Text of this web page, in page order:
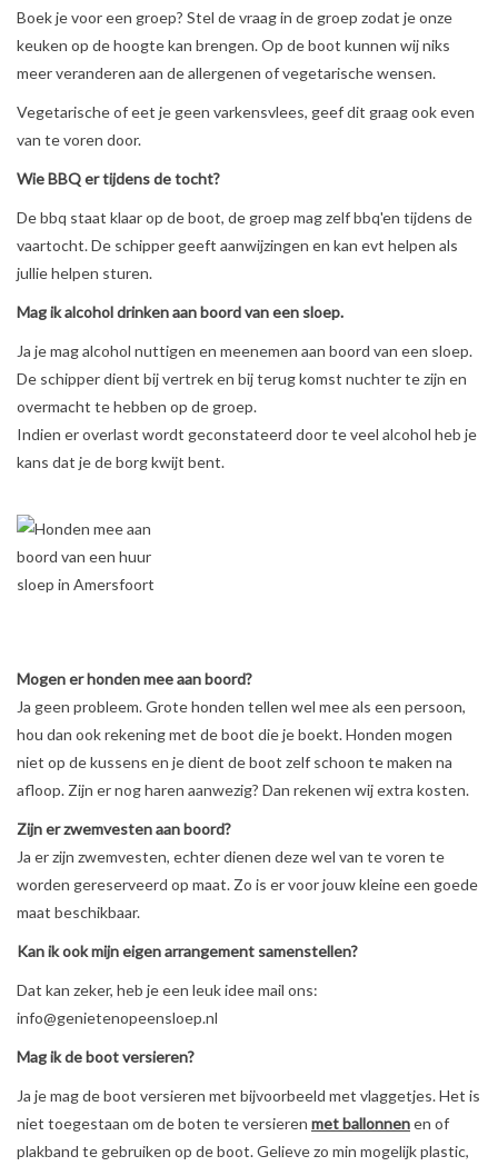
Boek je voor een groep? Stel de vraag in de groep zodat je onze
keuken op de hoogte kan brengen. Op de boot kunnen wij niks
meer veranderen aan de allergenen of vegetarische wensen.
Vegetarische of eet je geen varkensvlees, geef dit graag ook even
van te voren door.
Wie BBQ er tijdens de tocht?
De bbq staat klaar op de boot, de groep mag zelf bbq'en tijdens de
vaartocht. De schipper geeft aanwijzingen en kan evt helpen als
jullie helpen sturen.
Mag ik alcohol drinken aan boord van een sloep.
Ja je mag alcohol nuttigen en meenemen aan boord van een sloep.
De schipper dient bij vertrek en bij terug komst nuchter te zijn en
overmacht te hebben op de groep.
Indien er overlast wordt geconstateerd door te veel alcohol heb je
kans dat je de borg kwijt bent.
Mogen er honden mee aan boord?
Ja geen probleem. Grote honden tellen wel mee als een persoon,
hou dan ook rekening met de boot die je boekt. Honden mogen
niet op de kussens en je dient de boot zelf schoon te maken na
afloop. Zijn er nog haren aanwezig? Dan rekenen wij extra kosten.
Zijn er zwemvesten aan boord?
Ja er zijn zwemvesten, echter dienen deze wel van te voren te
worden gereserveerd op maat. Zo is er voor jouw kleine een goede
maat beschikbaar.
Kan ik ook mijn eigen arrangement samenstellen?
Dat kan zeker, heb je een leuk idee mail ons:
info@genietenopeensloep.nl
Mag ik de boot versieren?
Ja je mag de boot versieren met bijvoorbeeld met vlaggetjes. Het is
niet toegestaan om de boten te versieren met ballonnenen of
plakband te gebruiken op de boot. Gelieve zo min mogelijk plastic,